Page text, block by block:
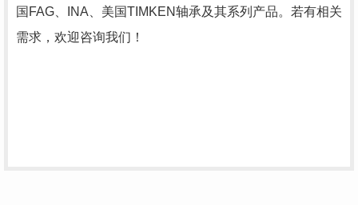
国FAG、INA、美国TIMKEN轴承及其系列产品。 若有相关
需求，欢迎咨询我们！